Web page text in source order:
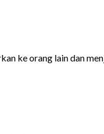
ke orang lain dan